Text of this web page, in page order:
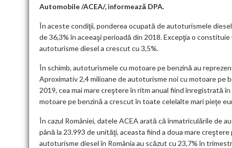
Automobile /ACEA/, informează DPA.
În aceste condiţii, ponderea ocupată de autoturismele
de 36,3% în aceeaşi perioadă din 2018. Excepţia o
autoturisme diesel a crescut cu 3,5%.
În schimb, autoturismele cu motoare pe benzină au
Aproximativ 2,4 milioane de autoturisme noi cu motoare pe
2019, cea mai mare creştere în ritm anual fiind înregistrată
motoare pe benzină a crescut în toate celelalte mari pieţe
În cazul României, datele ACEA arată că înmatriculările de
până la 23.993 de unităţi, aceasta fiind a doua mare
autoturisme diesel în România au scăzut cu 23,7% în